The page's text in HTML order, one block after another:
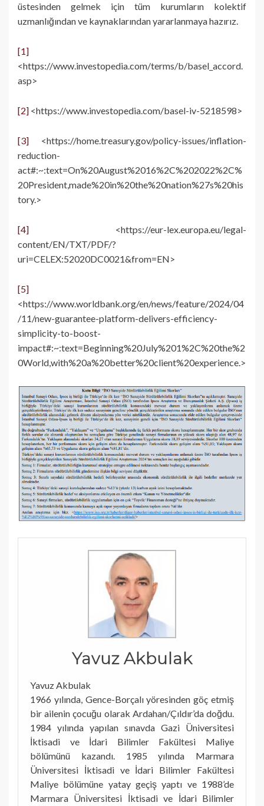
üstesinden gelmek için tüm kurumların kolektif
uzmanlığından ve kaynaklarından yararlanmaya hazırız.
[1]
<https://www.investopedia.com/terms/b/basel_accord.
asp>
[2] <https://www.investopedia.com/basel-iv-5218598>
[3] <https://home.treasury.gov/policy-issues/inflation-
reduction-
act#:~:text=On%20August%2016%2C%202022%2C%
20President,made%20in%20the%20nation%27s%20his
tory.>
[4] <https://eur-lex.europa.eu/legal-
content/EN/TXT/PDF/?
uri=CELEX:52020DC0021&from=EN>
[5]
<https://www.worldbank.org/en/news/feature/2024/04
/11/new-guarantee-platform-delivers-efficiency-
simplicity-to-boost-
impact#:~:text=Beginning%20July%201%2C%20the%2
0World,with%20a%20better%20client%20experience.>
Yavuz Akbulak
Yavuz Akbulak
1966 yılında, Gence-Borçalı yöresinden göç etmiş
bir ailenin çocuğu olarak Ardahan/Çıldır’da doğdu.
1984 yılında yapılan sınavda Gazi Üniversitesi
İktisadi ve İdari Bilimler Fakültesi Maliye
bölümünü kazandı. 1985 yılında Marmara
Üniversitesi İktisadi ve İdari Bilimler Fakültesi
Maliye bölümüne yatay geçiş yaptı ve 1988’de
Marmara Üniversitesi İktisadi ve İdari Bilimler